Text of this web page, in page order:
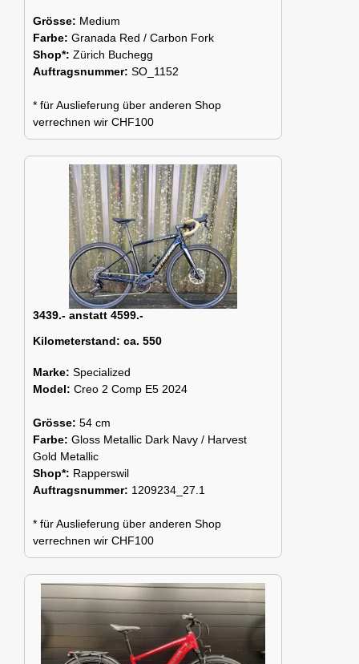
Grösse: Medium
Farbe: Granada Red / Carbon Fork
Shop*: Zürich Buchegg
Auftragsnummer: SO_1152
* für Auslieferung über anderen Shop
verrechnen wir CHF100
3439.- anstatt 4599.-
Kilometerstand: ca. 550
Marke: Specialized
Model: Creo 2 Comp E5 2024
Grösse: 54 cm
Farbe: Gloss Metallic Dark Navy / Harvest
Gold Metallic
Shop*: Rapperswil
Auftragsnummer: 1209234_27.1
* für Auslieferung über anderen Shop
verrechnen wir CHF100